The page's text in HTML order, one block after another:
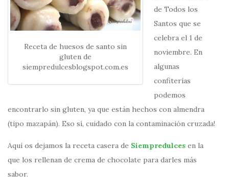
Receta de huesos de santo sin
gluten de
siempredulcesblogspot.com.es
de Todos los
Santos que se
celebra el 1 de
noviembre. En
algunas
confiterías
podemos
encontrarlo sin gluten, ya que están hechos con almendra
(tipo mazapán). Eso sí, cuidado con la contaminación cruzada!
Aquí os dejamos la receta casera de Siempredulces en la
que los rellenan de crema de chocolate para darles más
sabor.